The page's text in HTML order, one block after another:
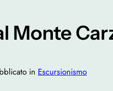
Monte
in Escursionismo